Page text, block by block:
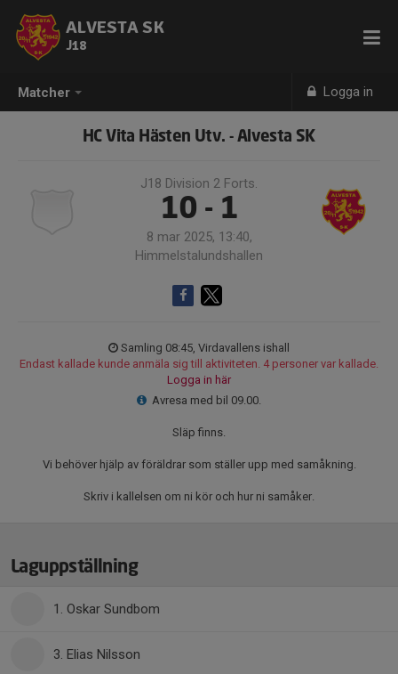
Matcher Logga in
ALVESTA SK
J18
HC Vita Hästen Utv. - Alvesta SK
J18 Division 2 Forts.
10 - 1
8 mar 2025, 13:40,
Himmelstalundshallen
Samling 08:45, Virdavallens ishall
Endast kallade kunde anmäla sig till aktiviteten. 4 personer var kallade.
Logga in här
Avresa med bil 09.00.
Släp finns.
Vi behöver hjälp av föräldrar som ställer upp med samåkning.
Skriv i kallelsen om ni kör och hur ni samåker.
Laguppställning
1. Oskar Sundbom
3. Elias Nilsson